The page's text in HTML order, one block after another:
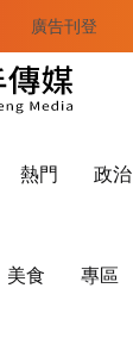
廣告刊登
熱門 政治
美食 專區